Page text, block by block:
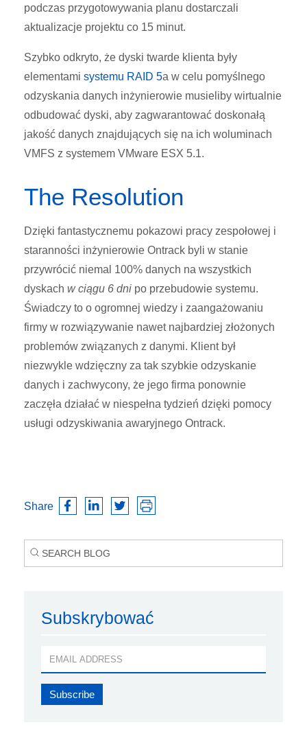
podczas przygotowywania planu dostarczali
aktualizacje projektu co 15 minut.
Szybko odkryto, że dyski twarde klienta były
elementami systemu RAID 5a w celu pomyślnego
odzyskania danych inżynierowie musieliby wirtualnie
odbudować dyski, aby zagwarantować doskonałą
jakość danych znajdujących się na ich woluminach
VMFS z systemem VMware ESX 5.1.
The Resolution
Dzięki fantastycznemu pokazowi pracy zespołowej i
staranności inżynierowie Ontrack byli w stanie
przywrócić niemal 100% danych na wszystkich
dyskach w ciągu 6 dni po przebudowie systemu.
Świadczy to o ogromnej wiedzy i zaangażowaniu
firmy w rozwiązywanie nawet najbardziej złożonych
problemów związanych z danymi. Klient był
niezwykle wdzięczny za tak szybkie odzyskanie
danych i zachwycony, że jego firma ponownie
zaczęła działać w niespełna tydzień dzięki pomocy
usługi odzyskiwania awaryjnego Ontrack.
Share
Subskrybować